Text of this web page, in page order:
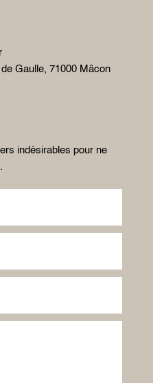
Gaulle, 71000 Mâcon
indésirables pour ne